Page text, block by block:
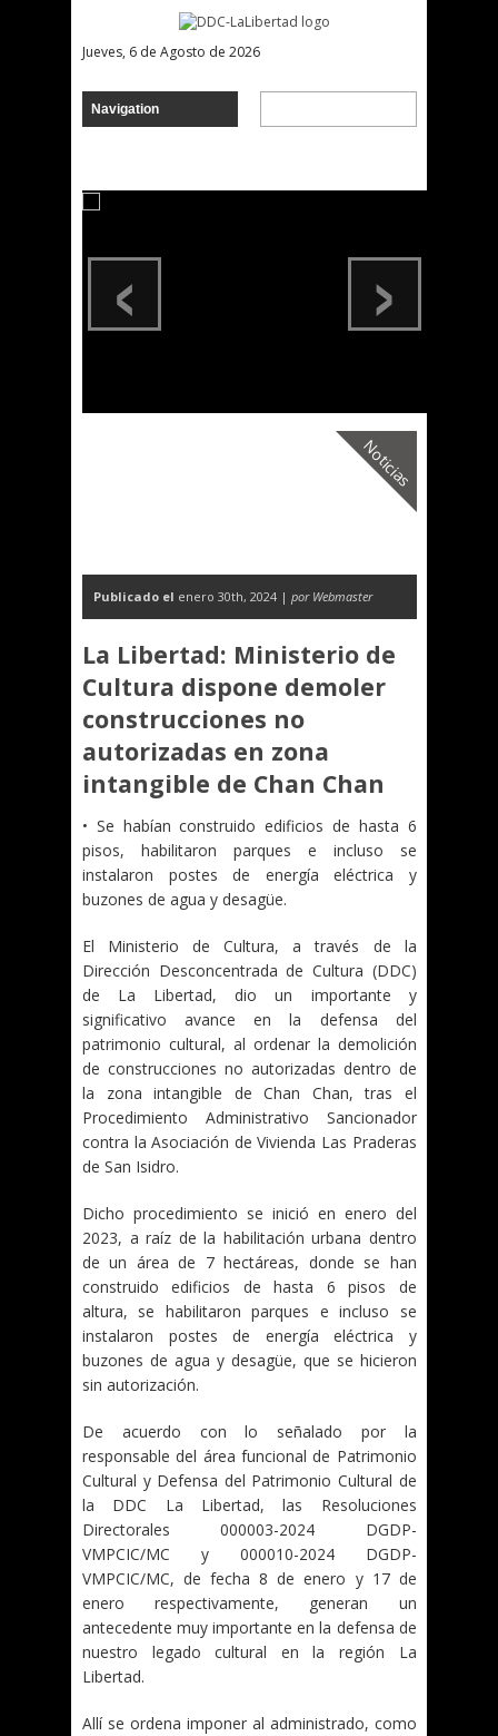
Jueves, 6 de Agosto de 2026
›
‹
Noticias
Publicado el enero 30th, 2024 | por Webmaster
La Libertad: Ministerio de
Cultura dispone demoler
construcciones no
autorizadas en zona
intangible de Chan Chan
• Se habían construido edificios de hasta 6
pisos, habilitaron parques e incluso se
instalaron postes de energía eléctrica y
buzones de agua y desagüe.
El Ministerio de Cultura, a través de la
Dirección Desconcentrada de Cultura (DDC)
de La Libertad, dio un importante y
significativo avance en la defensa del
patrimonio cultural, al ordenar la demolición
de construcciones no autorizadas dentro de
la zona intangible de Chan Chan, tras el
Procedimiento Administrativo Sancionador
contra la Asociación de Vivienda Las Praderas
de San Isidro.
Dicho procedimiento se inició en enero del
2023, a raíz de la habilitación urbana dentro
de un área de 7 hectáreas, donde se han
construido edificios de hasta 6 pisos de
altura, se habilitaron parques e incluso se
instalaron postes de energía eléctrica y
buzones de agua y desagüe, que se hicieron
sin autorización.
De acuerdo con lo señalado por la
responsable del área funcional de Patrimonio
Cultural y Defensa del Patrimonio Cultural de
la DDC La Libertad, las Resoluciones
Directorales 000003-2024 DGDP-
VMPCIC/MC y 000010-2024 DGDP-
VMPCIC/MC, de fecha 8 de enero y 17 de
enero respectivamente, generan un
antecedente muy importante en la defensa de
nuestro legado cultural en la región La
Libertad.
Allí se ordena imponer al administrado, como